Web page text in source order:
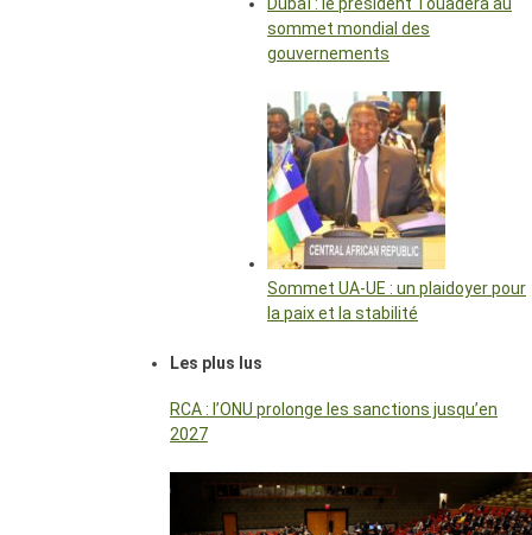
sommet mondial des
gouvernements
Sommet UA-UE : un plaidoyer pour
la paix et la stabilité
Les plus lus
RCA : l’ONU prolonge les sanctions jusqu’en
2027